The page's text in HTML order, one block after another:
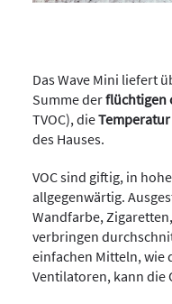
Das Wave Mini liefert
Summe derflüchtigen
TVOC), dieTemperatur
des Hauses.
VOC sind giftig, in
allgegenwärtig.
Wandfarbe,
verbringen
einfachen Mitteln, wie
Ventilatoren, kann die